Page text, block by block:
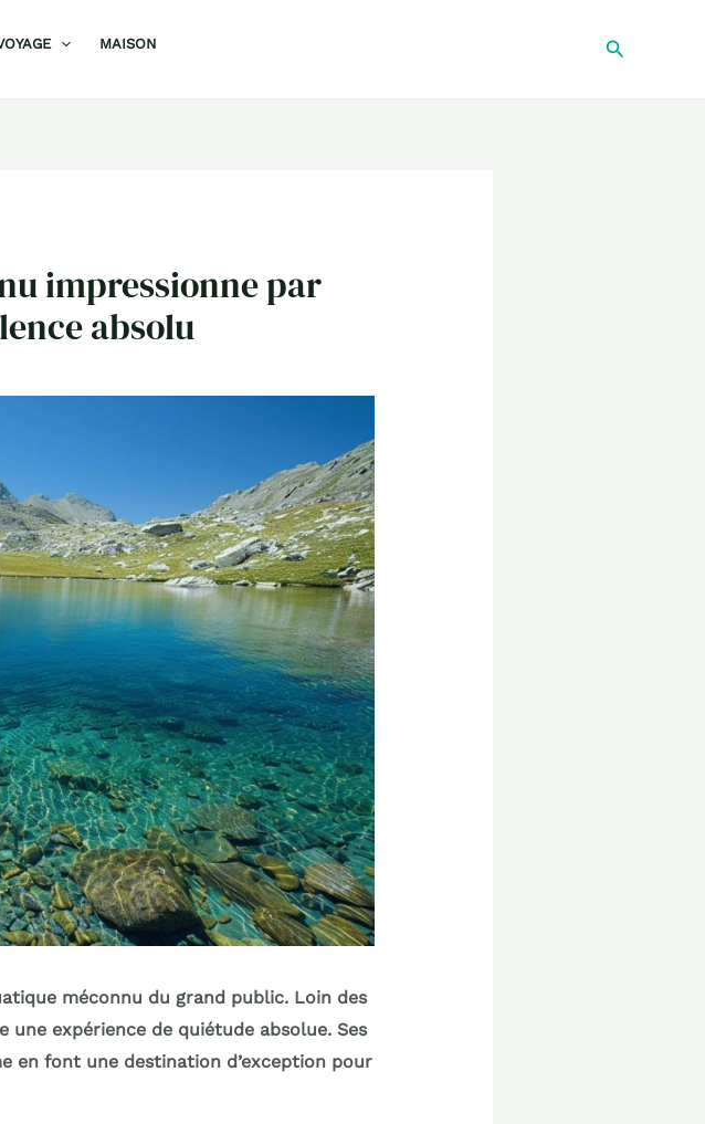
MAISON
impressionne par
absolu
méconnu du grand public. Loin des
expérience de quiétude absolue. Ses
en font une destination d’exception pour